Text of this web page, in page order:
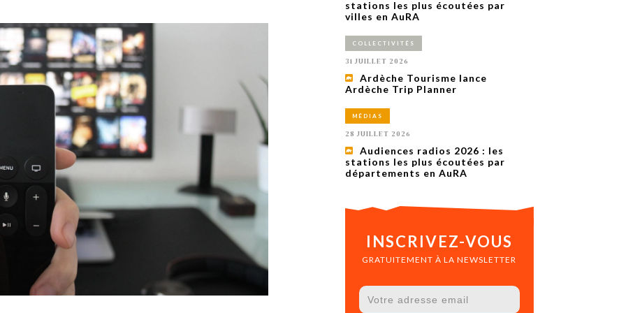
rejoint Sainte-Foy-
lès-Lyon
saison autour de son concept autour de
la déconnexion, en digital et au cinéma.
marketing et communication, revient sur
1 AN
stations les plus écoutées par
villes en AuRA
COLLECTIVITÉS
31 JUILLET 2026
Ardèche Tourisme lance
Ardèche Trip Planner
MÉDIAS
28 JUILLET 2026
Audiences radios 2026 : les
stations les plus écoutées par
départements en AuRA
INSCRIVEZ-VOUS
GRATUITEMENT À LA NEWSLETTER